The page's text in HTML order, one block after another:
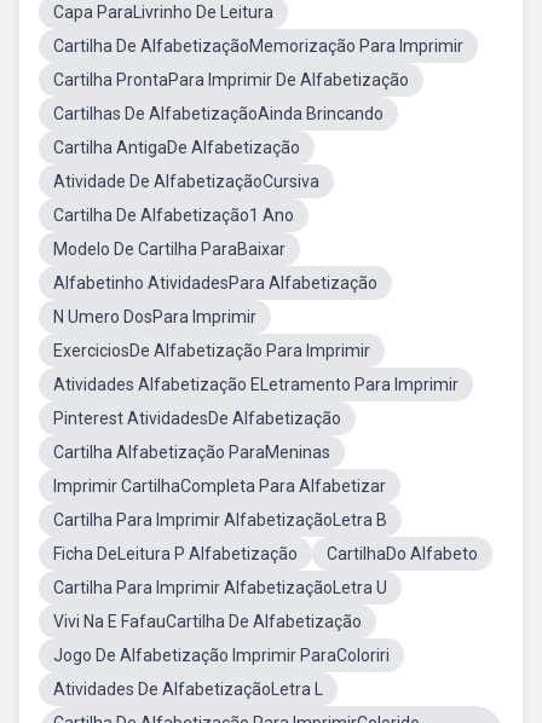
Capa ParaLivrinho De Leitura
Cartilha De AlfabetizaçãoMemorização Para Imprimir
Cartilha ProntaPara Imprimir De Alfabetização
Cartilhas De AlfabetizaçãoAinda Brincando
Cartilha AntigaDe Alfabetização
Atividade De AlfabetizaçãoCursiva
Cartilha De Alfabetização1 Ano
Modelo De Cartilha ParaBaixar
Alfabetinho AtividadesPara Alfabetização
N Umero DosPara Imprimir
ExerciciosDe Alfabetização Para Imprimir
Atividades Alfabetização ELetramento Para Imprimir
Pinterest AtividadesDe Alfabetização
Cartilha Alfabetização ParaMeninas
Imprimir CartilhaCompleta Para Alfabetizar
Cartilha Para Imprimir AlfabetizaçãoLetra B
Ficha DeLeitura P Alfabetização
CartilhaDo Alfabeto
Cartilha Para Imprimir AlfabetizaçãoLetra U
Vivi Na E FafauCartilha De Alfabetização
Jogo De Alfabetização Imprimir ParaColoriri
Atividades De AlfabetizaçãoLetra L